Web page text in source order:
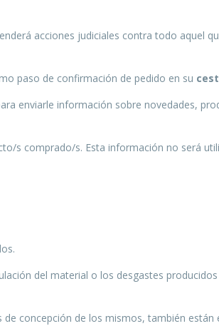
acciones judiciales contra todo aquel
paso de confirmación de pedido en su
enviarle información sobre novedades,
s comprado/s. Esta información no será
del material o los desgastes
concepción de los mismos, también